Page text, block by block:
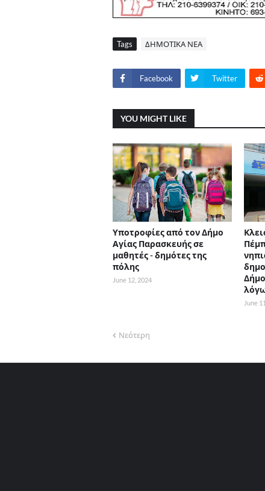
Tags ΔΗΜΟΤΙΚΑ ΝΕΑ
Facebook Twitter
YOU MIGHT LIKE
Υποτροφίες από τον Δήμο
Αγίας Παρασκευής σε
μαθητές - δημότες της
πόλης
June 12, 2024
June
Νεότερη